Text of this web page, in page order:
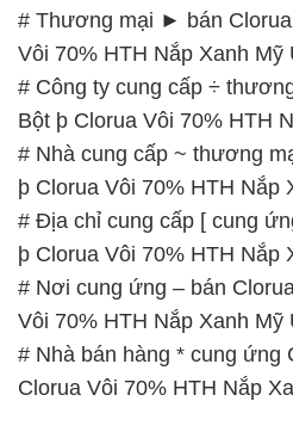
# Thương mại ► bán
Vôi 70% HTH Nắp Xanh Mỹ
# Công ty cung cấp ÷
Bột þ Clorua Vôi 70% HTH
# Nhà cung cấp ~ thương
þ Clorua Vôi 70% HTH Nắp
# Địa chỉ cung cấp [ cung
þ Clorua Vôi 70% HTH Nắp
# Nơi cung ứng – bán
Vôi 70% HTH Nắp Xanh Mỹ
# Nhà bán hàng * cung ứng
Clorua Vôi 70% HTH Nắp